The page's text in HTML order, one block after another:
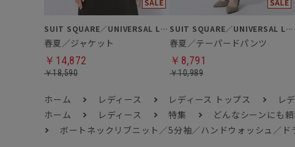
SUIT SQUARE／UNIVERSAL LANGUAGE／WHITE
春夏／ジャケット
￥14,872
￥18,590
SUIT SQUARE／UNIVERSAL LANGUAGE／WHITE
春夏／テーパードパンツ
￥8,791
￥10,989
ホーム レディース レディース トップス レ
ホーム
レディース 特集 どんなシーンにも
ボートネックリブニット／5分袖／ハンドウォッシュ／ド